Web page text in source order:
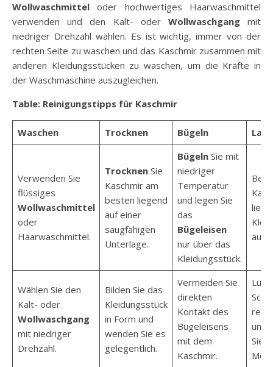
Wollwaschmittel oder hochwertiges Haarwaschmittel
verwenden und den Kalt- oder Wollwaschgangmit
niedriger Drehzahl wählen. Es ist wichtig, immer von der
rechten Seite zu waschen und das Kaschmir zusammen mit
anderen Kleidungsstücken zu waschen, um die Kräfte in
der Waschmaschine auszugleichen.
Table: Reinigungstipps für Kaschmir
Waschen Trocknen Bügeln
Verwenden Sie
flüssiges
Wollwaschmittel
oder
Haarwaschmittel.
TrocknenSie
Kaschmir am
besten liegend
auf einer
saugfähigen
Unterlage.
BügelnSie mit
niedriger
Temperatur
und legen Sie
das
Bügeleisen
nur über das
Kleidungsstück.
auf.
Wählen Sie den
Kalt- oder
Wollwaschgang
mit niedriger
Drehzahl.
Bilden Sie das
Kleidungsstück
in Form und
wenden Sie es
gelegentlich.
Vermeiden Sie
direkten
Kontakt des
Bügeleisens
mit dem
Kaschmir.
und
Sie